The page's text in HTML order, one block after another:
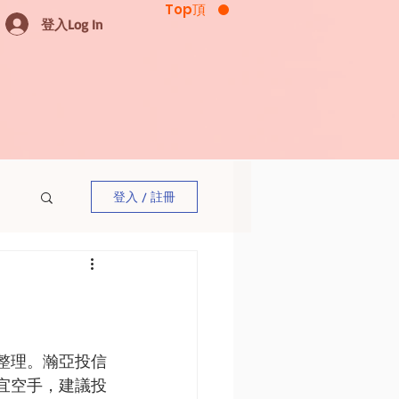
登入Log In
Top頂
登入 / 註冊
理。瀚亞投信
空手，建議投